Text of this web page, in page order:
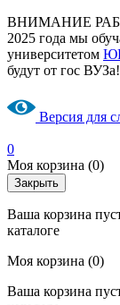
ВНИМАНИЕ
2025 года мы
университетом
будут от гос ВУЗа!
Версия для
0
Моя корзина (0)
Закрыть
Ваша корзина
каталоге
Моя корзина (0)
Ваша корзина